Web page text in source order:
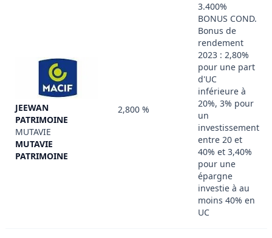
JEEWAN
PATRIMOINE
MUTAVIE
MUTAVIE
PATRIMOINE
2,800 %
3.400%
BONUS COND.
Bonus de
rendement
2023 : 2,80%
pour une part
d'UC
inférieure à
20%, 3% pour
un
investissement
entre 20 et
40% et 3,40%
pour une
épargne
investie à au
moins 40% en
UC